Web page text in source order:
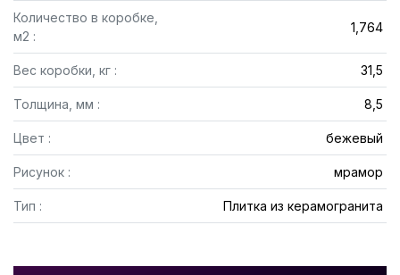
Количество в коробке,
м2 :
1,764
Вес коробки, кг : 31,5
Толщина, мм : 8,5
Цвет : бежевый
Рисунок : мрамор
Тип : Плитка из керамогранита